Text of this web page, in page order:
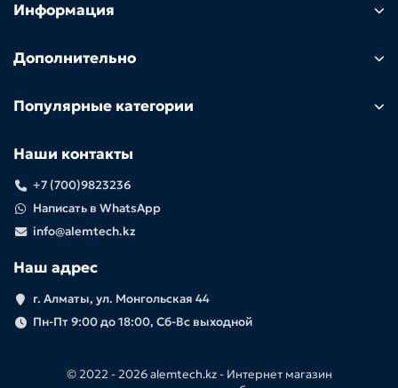
Информация
Дополнительно
Популярные категории
Наши контакты
+7 (700)9823236
Написать в WhatsApp
info@alemtech.kz
Наш адрес
г. Алматы, ул. Монгольская 44
Пн-Пт 9:00 до 18:00, Сб-Вс выходной
© 2022 -2026 alemtech.kz - Интернет магазин